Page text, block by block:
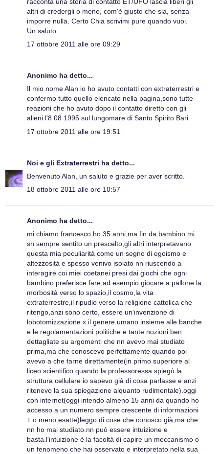
altri di credergli o meno, com'è giusto che sia, senza
imporre nulla. Certo Chia scrivimi pure quando vuoi.
Un saluto.
17 ottobre 2011 alle ore 09:29
Anonimo ha detto...
Il mio nome Alan io ho avuto contatti con extraterrestri e
confermo tutto quello elencato nella pagina,sono tutte
reazioni che ho avuto dopo il contatto diretto con gli
alieni l'8 08 1995 sul lungomare di Santo Spirito Bari
17 ottobre 2011 alle ore 19:51
Noi e gli Extraterrestri ha detto...
Benvenuto Alan, un saluto e grazie per aver scritto.
18 ottobre 2011 alle ore 10:57
Anonimo ha detto...
mi chiamo francesco,ho 35 anni,ma fin da bambino mi
sn sempre sentito un prescelto,gli altri interpretavano
questa mia peculiarità come un segno di egoismo e
altezzosità e spesso venivo isolato nn riuscendo a
interagire coi miei coetanei presi dai giochi che ogni
bambino preferisce fare,ad esempio giocare a pallone.la
morbosità verso lo spazio,il cosmo,la vita
extraterrestre,il ripudio verso la religione cattolica che
ritengo,anzi sono certo, essere un'invenzione di
lobotomizzazione x il genere umano insieme alle banche
e le regolamentazioni politiche e tante nozioni ben
dettagliate su argomenti che nn avevo mai studiato
prima,ma che conoscevo perfettamente quando poi
avevo a che farne direttamente(in primo superiore al
liceo scientifico quando la professoressa spiegò la
struttura cellulare io sapevo già di cosa parlasse e anzi
ritenevo la sua spiegazione alquanto rudimentale).oggi
con internet(oggi intendo almeno 15 anni da quando ho
accesso a un numero sempre crescente di informazioni
+ o meno esatte)leggo di cose che conosco già,ma che
nn ho mai studiato.nn può essere intuizione e
basta.l'intuizione è la facoltà di capire un meccanismo o
un fenomeno che hai osservato e interpretato nella sua